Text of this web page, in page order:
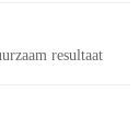
resultaat